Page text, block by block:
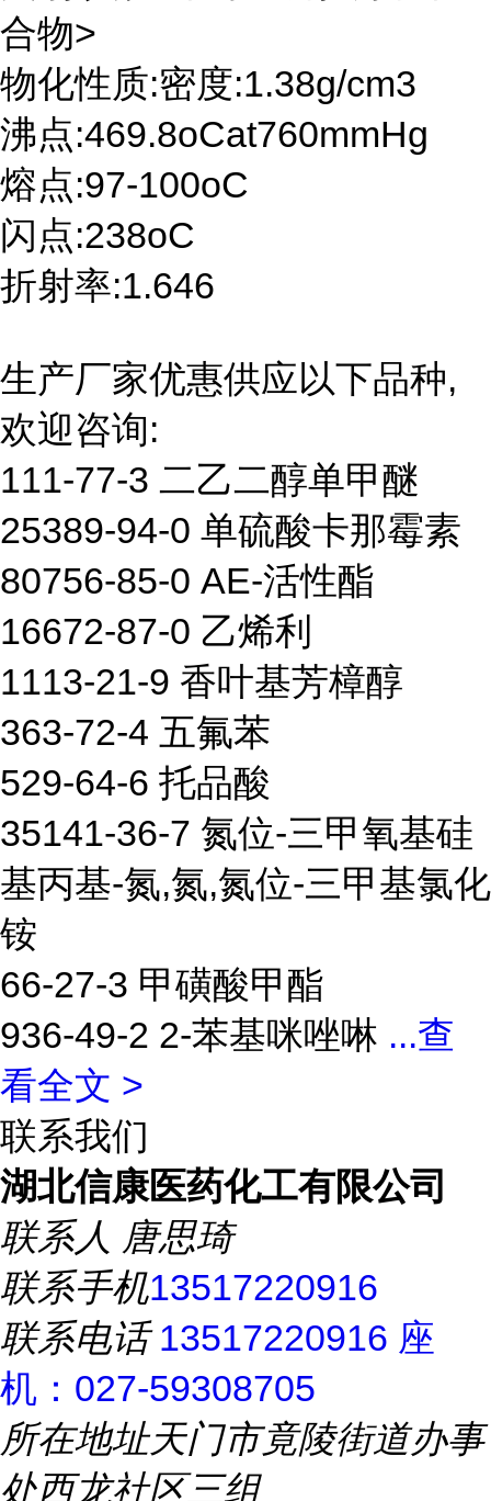
合物>
物化性质:密度:1.38g/cm3
沸点:469.8oCat760mmHg
熔点:97-100oC
闪点:238oC
折射率:1.646
生产厂家优惠供应以下品种,
欢迎咨询:
111-77-3 二乙二醇单甲醚
25389-94-0 单硫酸卡那霉素
80756-85-0 AE-活性酯
16672-87-0 乙烯利
1113-21-9 香叶基芳樟醇
363-72-4 五氟苯
529-64-6 托品酸
35141-36-7 氮位-三甲氧基硅
基丙基-氮,氮,氮位-三甲基氯化
铵
66-27-3 甲磺酸甲酯
936-49-2 2-苯基咪唑啉 ...查
看全文 >
联系我们
湖北信康医药化工有限公司
联系人 唐思琦
联系手机13517220916
联系电话13517220916 座
机：027-59308705
所在地址天门市竟陵街道办事
处西龙社区三组